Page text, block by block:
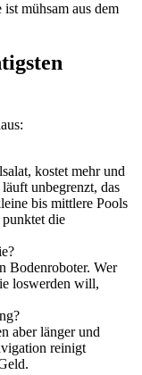
mühsam aus dem
kostet mehr und
unbegrenzt, das
bis mittlere Pools
die
Bodenroboter. Wer
loswerden will,
aber länger und
reinigt